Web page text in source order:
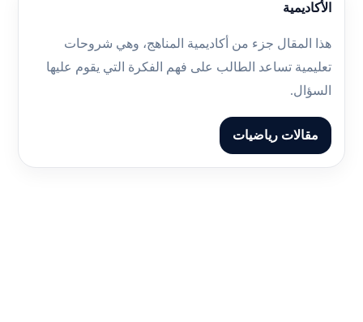
الأكاديمية
هذا المقال جزء من أكاديمية المناهج، وهي شروحات
تعليمية تساعد الطالب على فهم الفكرة التي يقوم عليها
السؤال.
مقالات رياضيات